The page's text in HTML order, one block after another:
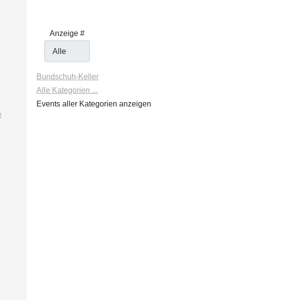
Anzeige #
Bundschuh-Keller
Alle Kategorien ...
Events aller Kategorien anzeigen